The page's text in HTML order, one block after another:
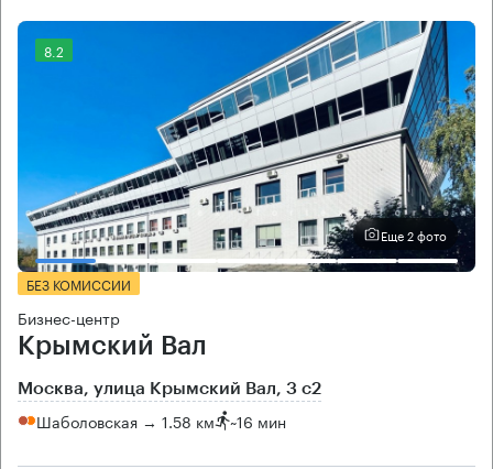
8.2
Еще 2 фото
БЕЗ КОМИССИИ
Бизнес-центр
Крымский Вал
Москва, улица Крымский Вал, 3 с2
Шаболовская → 1.58 км ~16 мин